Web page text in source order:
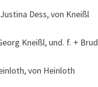
Dess, von Kneißl
Kneißl, und. f. +
von Heinloth